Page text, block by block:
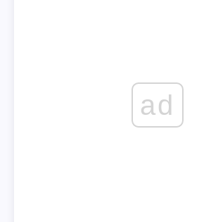
ad